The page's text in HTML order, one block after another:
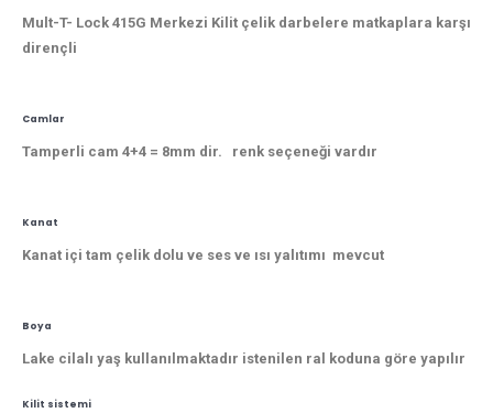
Mult-T- Lock 415G Merkezi Kilit çelik darbelere matkaplara karşı
dirençli
Camlar
Tamperli cam 4+4 = 8mm dir. renk seçeneği vardır
Kanat
Kanat içi tam çelik dolu ve ses ve ısı yalıtımı mevcut
Boya
Lake cilalı yaş kullanılmaktadır istenilen ral koduna göre yapılır
Kilit sistemi